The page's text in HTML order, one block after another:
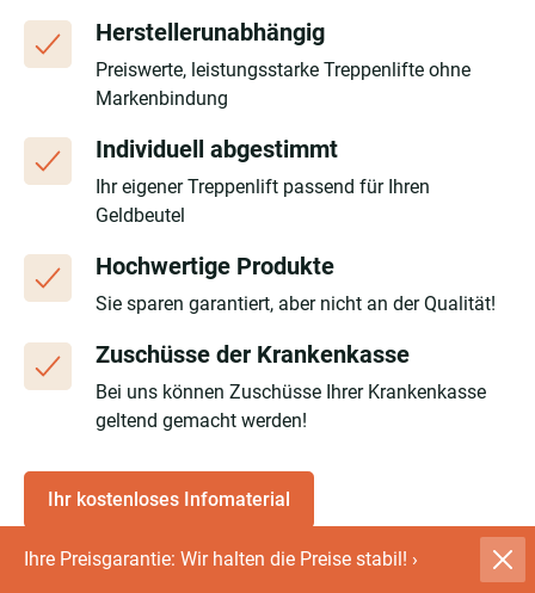
Ihre Preisgarantie: Wir halten die Preise stabil! ›
Herstellerunabhängig
Preiswerte, leistungsstarke Treppenlifte ohne
Markenbindung
Individuell abgestimmt
Ihr eigener Treppenlift passend für Ihren
Geldbeutel
Hochwertige Produkte
Sie sparen garantiert, aber nicht an der Qualität!
Zuschüsse der Krankenkasse
Bei uns können Zuschüsse Ihrer Krankenkasse
geltend gemacht werden!
Ihr kostenloses Infomaterial